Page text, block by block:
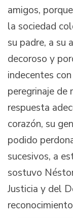
amigos,
la sociedad
su padre, a su
decoroso y
indecentes
peregrinaje de
respuesta
corazón, su
podido
sucesivos, a
sostuvo
Justicia y del